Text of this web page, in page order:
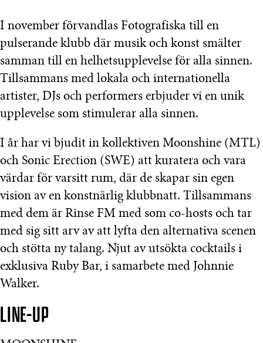
I november förvandlas Fotografiska till en
pulserande klubb där musik och konst smälter
samman till en helhetsupplevelse för alla sinnen.
Tillsammans med lokala och internationella
artister, DJs och performers erbjuder vi en unik
upplevelse som stimulerar alla sinnen.
I år har vi bjudit in kollektiv­en Moonshine (MTL)
och Sonic Erection (SWE) att kuratera och vara
värdar för varsitt rum, där de skapar sin egen
vision av en konstnärlig klubbnatt. Tillsammans
med dem är Rinse FM med som co-hosts och tar
med sig sitt arv av att lyfta den alternativa scenen
och stötta ny talang. Njut av utsökta cocktails i
exklusiva Ruby Bar, i samarbete med Johnnie
Walker.
LINE-UP